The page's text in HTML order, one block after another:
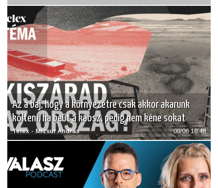
Az a baj, hogy a környezetre csak akkor akarunk
költeni, ha beüt a káosz, pedig nem kéne sokat
Telex - Mizsur András 08/06 18:48